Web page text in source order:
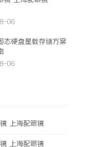
06
态硬盘星载存储方案
06
上海配眼镜
上海配眼镜